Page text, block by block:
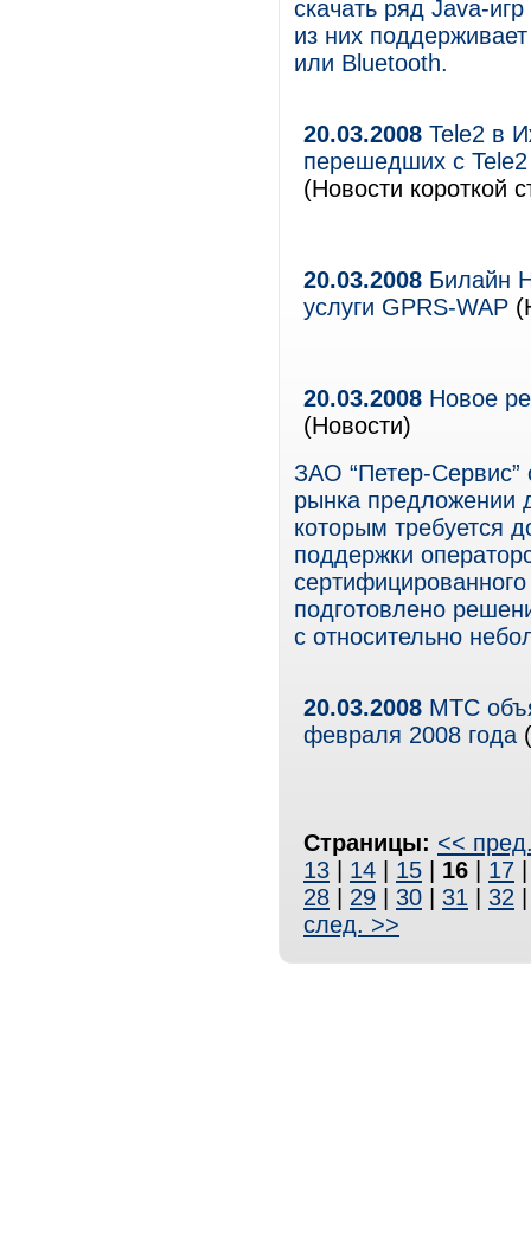
скачать ряд Java-
из них
или Bluetooth.
20.03.2008 Tele2 в
перешедших с Tele2
(Новости короткой
20.03.2008 Билайн
услуги GPRS-WAP
20.03.2008 Новое
(Новости)
ЗАО “Петер-Сервис”
рынка предложении
которым требуется
поддержки
подготовлено
с относительно
20.03.2008 МТС
февраля 2008 года
Страницы: <<
13
14 15 16 17
28
29 30 31 32
след. >>